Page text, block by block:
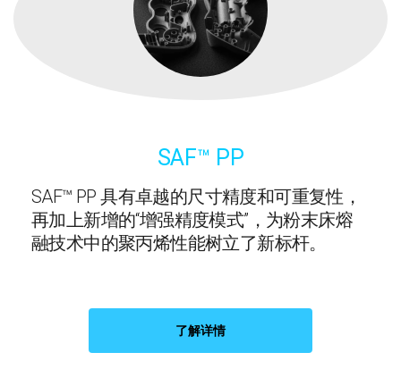
SAF™ PP
SAF™ PP 具有卓越的尺寸精度和可重复性，
再加上新增的“增强精度模式”，为粉末床熔
融技术中的聚丙烯性能树立了新标杆。
了解详情